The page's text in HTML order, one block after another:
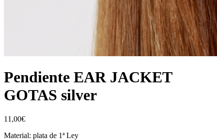
Pendiente EAR JACKET
GOTAS silver
11,00€
Material: plata de 1ª Ley